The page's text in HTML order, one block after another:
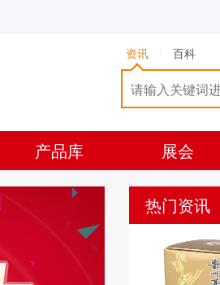
资讯 百科
产品库 展会
热门资讯